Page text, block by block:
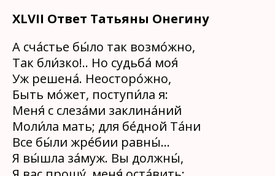
XLVII Ответ Татьяны Онегину
А сча́стье бы́ло так возмо́жно,
Так бли́зко!.. Но судьба́ моя́
Уж решена́. Неосторо́жно,
Быть мо́жет, поступи́ла я:
Меня́ с слеза́ми заклина́ний
Моли́ла мать; для бе́дной Та́ни
Все бы́ли жре́бии равны́…
Я вы́шла за́муж. Вы должны́,